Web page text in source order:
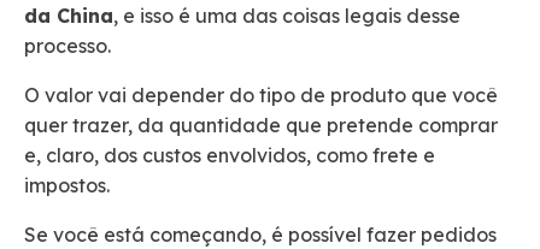
da China, e isso é uma das coisas legais desse
processo.
O valor vai depender do tipo de produto que você
quer trazer, da quantidade que pretende comprar
e, claro, dos custos envolvidos, como frete e
impostos.
Se você está começando, é possível fazer pedidos